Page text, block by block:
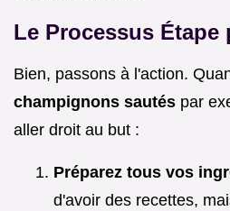
Le Processus Étape
Bien, passons à l'action.
champignons sautés par
aller droit au but :
Préparez tous vos
d'avoir des recettes,